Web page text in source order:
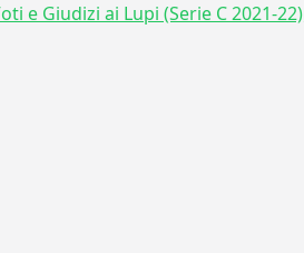
e Giudizi ai Lupi (Serie C 2021-22)